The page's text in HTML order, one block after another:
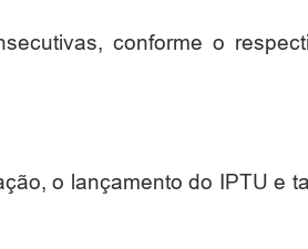
conforme o
o lançamento do IPTU e